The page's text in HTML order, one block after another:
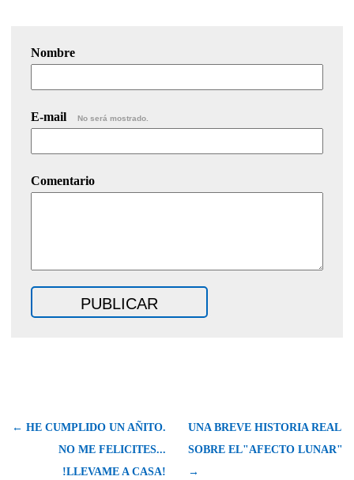
Nombre
E-mail No será mostrado.
Comentario
← HE CUMPLIDO UN AÑITO.
NO ME FELICITES...
!LLEVAME A CASA!
UNA BREVE HISTORIA REAL
SOBRE EL"AFECTO LUNAR"
→